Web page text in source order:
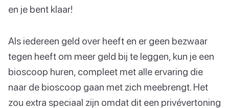
en je bent klaar!
Als iedereen geld over heeft en er geen bezwaar
tegen heeft om meer geld bij te leggen, kun je een
bioscoop huren, compleet met alle ervaring die
naar de bioscoop gaan met zich meebrengt. Het
zou extra speciaal zijn omdat dit een privévertoning